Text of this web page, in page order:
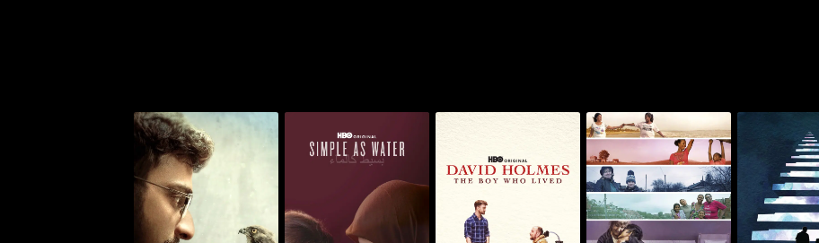
ديفناس إن
فايندنغ ذا واي هوم
ديفيد هولمز: ذا بوي هو
بسيط كالماء أول ذات بريذيس